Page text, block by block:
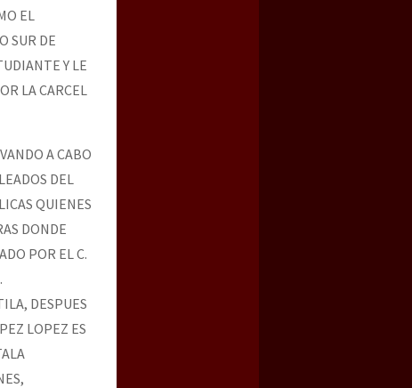
EL
SUR DE
Y LE
LA CARCEL
A CABO
DEL
QUIENES
DONDE
POR EL C.
DESPUES
LOPEZ ES